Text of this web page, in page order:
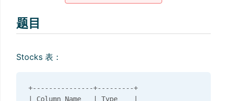
题目
Stocks 表：
+---------------+---------+
| Column Name   | Type    |